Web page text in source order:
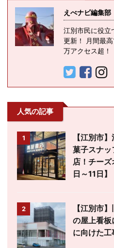
えべナビ編集部
江別市民に役立
更新！ 月間最
万アクセス超！
人気の記事
1
【江別市
菓子スナッ
店！チー
日～11日】
2
【江別市
の屋上看板
に向けた工